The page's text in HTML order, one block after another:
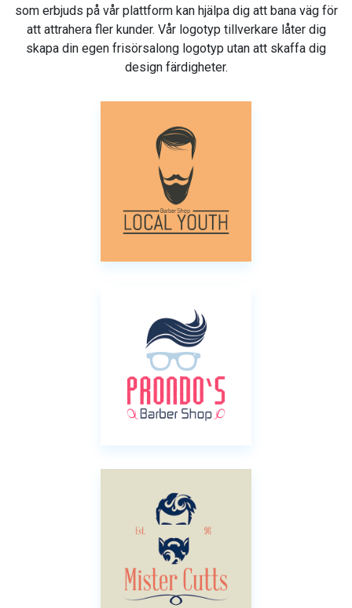
som erbjuds på vår plattform kan hjälpa dig att bana väg för
att attrahera fler kunder. Vår logotyp tillverkare låter dig
skapa din egen frisörsalong logotyp utan att skaffa dig
design färdigheter.